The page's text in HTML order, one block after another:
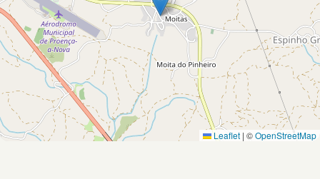
Leaflet | ©OpenStreetMap